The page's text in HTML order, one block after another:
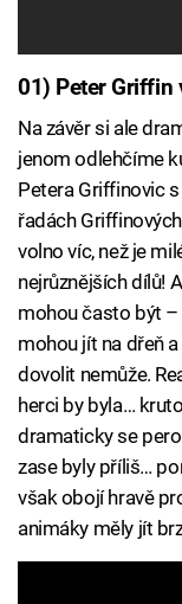
01) Peter Griffin
Na závěr si ale
jenom odlehčíme
Petera Griffinovic
řadách
volno víc, než je
nejrůznějších dílů!
mohou často být
mohou jít na dřeň
dovolit nemůže.
herci by byla…
dramaticky se
zase byly příliš…
však obojí hravě
animáky měly jít